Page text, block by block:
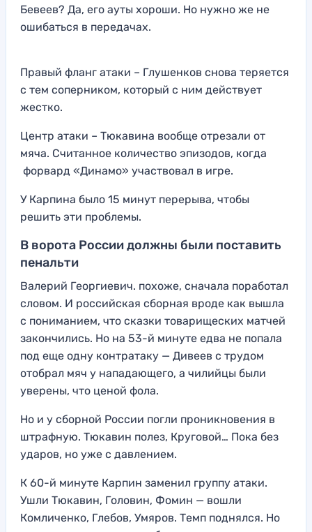
Бевеев? Да, его ауты хороши. Но нужно же не
ошибаться в передачах.
Правый фланг атаки – Глушенков снова теряется
с тем соперником, который с ним действует
жестко.
Центр атаки – Тюкавина вообще отрезали от
мяча. Считанное количество эпизодов, когда
форвард «Динамо» участвовал в игре.
У Карпина было 15 минут перерыва, чтобы
решить эти проблемы.
В ворота России должны были поставить
пенальти
Валерий Георгиевич. похоже, сначала поработал
словом. И российская сборная вроде как вышла
с пониманием, что сказки товарищеских матчей
закончились. Но на 53-й минуте едва не попала
под еще одну контратаку — Дивеев с трудом
отобрал мяч у нападающего, а чилийцы были
уверены, что ценой фола.
Но и у сборной России погли проникновения в
штрафную. Тюкавин полез, Круговой… Пока без
ударов, но уже с давлением.
К 60-й минуте Карпин заменил группу атаки.
Ушли Тюкавин, Головин, Фомин — вошли
Комличенко, Глебов, Умяров. Темп поднялся. Но